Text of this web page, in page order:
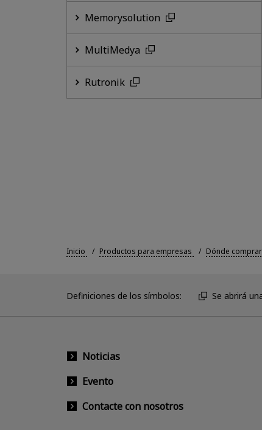
Memorysolution
MultiMedya
Rutronik
Inicio Productos para empresas Dónde comprar
Definiciones de los símbolos: Se abrirá
Noticias
Evento
Contacte con nosotros